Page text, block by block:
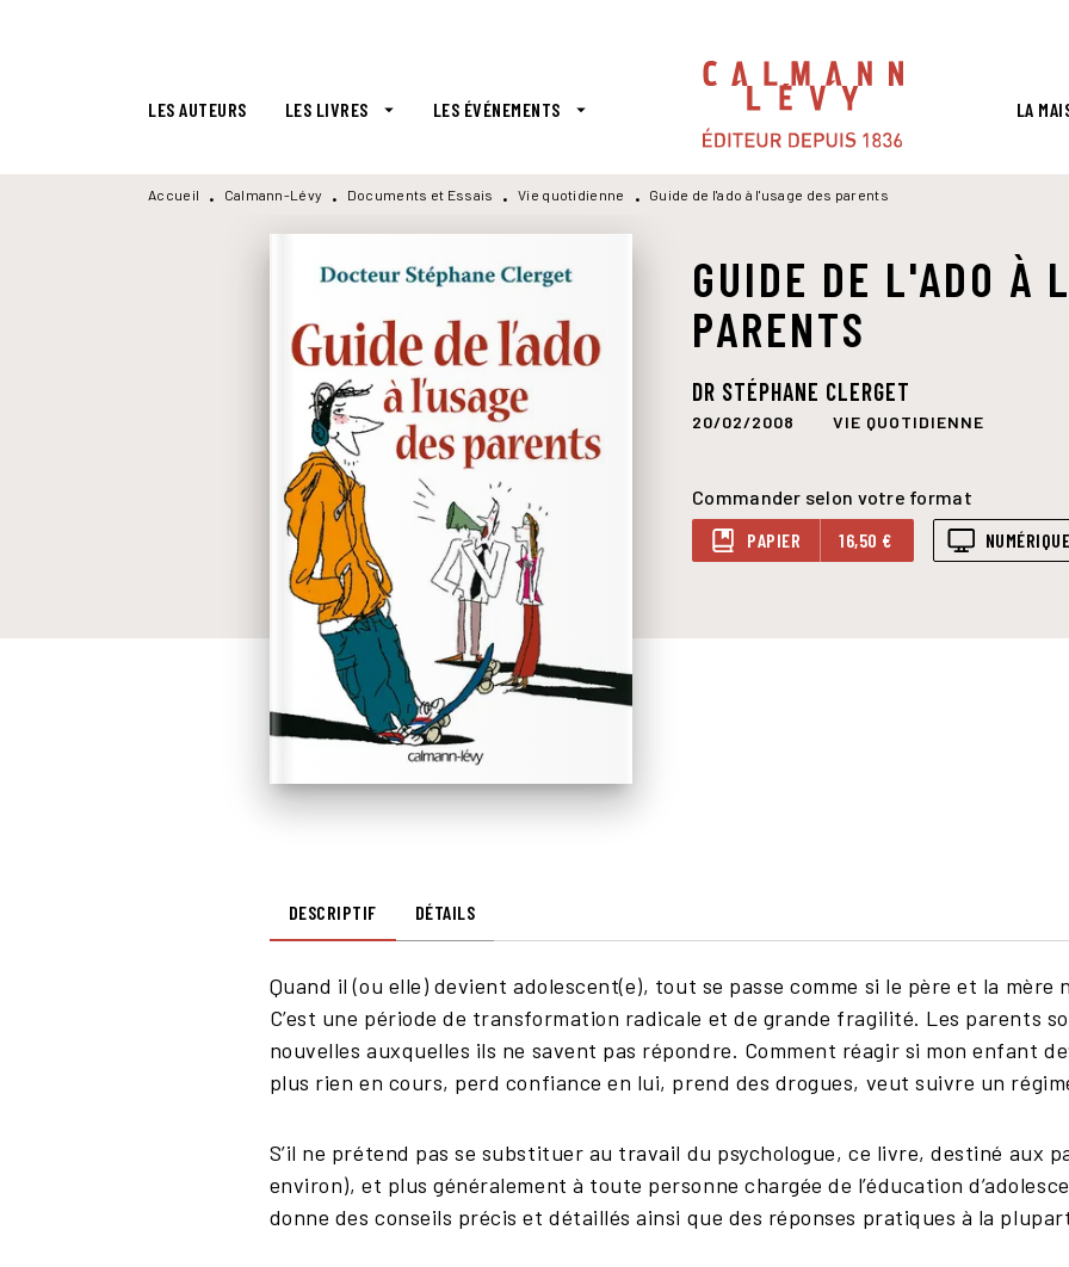
LES AUTEURS LES LIVRES arrow_drop_down LES ÉVÉNEMENTS arrow_drop_down LA
Accueil • Calmann-Lévy • Documents et Essais • Vie quotidienne • Guide de l'ado à l'usage des parents
GUIDE DE L'ADO À
PARENTS
DR STÉPHANE CLERGET
20/02/2008 VIE QUOTIDIENNE
Commander selon votre format
PAPIER
16,50 € NUMÉRIQUE
DESCRIPTIF DÉTAILS
Quand il (ou elle) devient adolescent(e), tout se passe comme si le père et la
C’est une période de transformation radicale et de grande fragilité. Les parents
nouvelles auxquelles ils ne savent pas répondre. Comment réagir si mon enfant
plus rien en cours, perd confiance en lui, prend des drogues, veut suivre un
S’il ne prétend pas se substituer au travail du psychologue, ce livre, destiné aux
environ), et plus généralement à toute personne chargée de l’éducation
donne des conseils précis et détaillés ainsi que des réponses pratiques à la